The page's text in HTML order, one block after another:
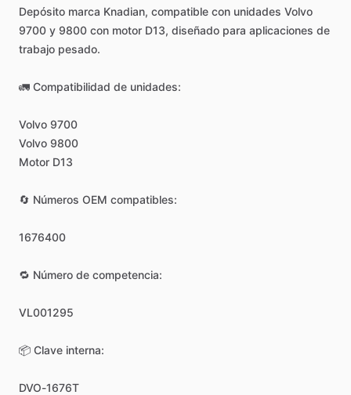
Depósito marca Knadian, compatible con unidades Volvo
9700 y 9800 con motor D13, diseñado para aplicaciones de
trabajo pesado.
🚛 Compatibilidad de unidades:
Volvo 9700
Volvo 9800
Motor D13
🔄 Números OEM compatibles:
1676400
🔁 Número de competencia:
VL001295
📦 Clave interna:
DVO-1676T